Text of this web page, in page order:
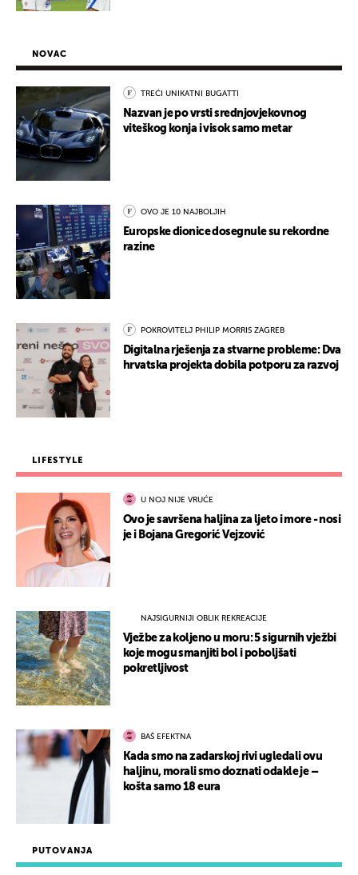
PUTOVANJA
NOVAC
TREĆI UNIKATNI BUGATTI
Nazvan je po vrsti srednjovjekovnog
viteškog konja i visok samo metar
OVO JE 10 NAJBOLJIH
Europske dionice dosegnule su rekordne
razine
POKROVITELJ PHILIP MORRIS ZAGREB
Digitalna rješenja za stvarne probleme: Dva
hrvatska projekta dobila potporu za razvoj
LIFESTYLE
U NOJ NIJE VRUĆE
Ovo je savršena haljina za ljeto i more - nosi
je i Bojana Gregorić Vejzović
NAJSIGURNIJI OBLIK REKREACIJE
Vježbe za koljeno u moru: 5 sigurnih vježbi
koje mogu smanjiti bol i poboljšati
pokretljivost
BAŠ EFEKTNA
Kada smo na zadarskoj rivi ugledali ovu
haljinu, morali smo doznati odakle je –
košta samo 18 eura